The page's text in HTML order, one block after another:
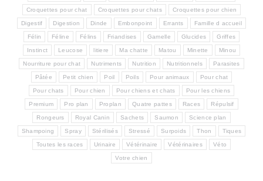
Croquettes pour chat Croquettes pour chats Croquettes pour chien
Digestif Digestion Dinde Embonpoint Errants Famille d accueil
Félin Féline Félins Friandises Gamelle Glucides Griffes
Instinct Leucose litiere Ma chatte Matou Minette Minou
Nourriture pour chat Nutriments Nutrition Nutritionnels Parasites
Pâtée Petit chien Poil Poils Pour animaux Pour chat
Pour chats Pour chien Pour chiens et chats Pour les chiens
Premium Pro plan Proplan Quatre pattes Races Répulsif
Rongeurs Royal Canin Sachets Saumon Science plan
Shampoing Spray Stérilisés Stressé Surpoids Thon Tiques
Toutes les races Urinaire Vétérinaire Vétérinaires Véto
Votre chien